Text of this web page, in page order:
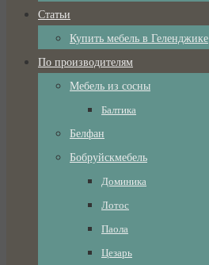
Статьи
Купить мебель в Геленджике
По производителям
Мебель из сосны
Балтика
Белфан
Бобруйскмебель
Доминика
Лотос
Паола
Цезарь